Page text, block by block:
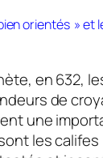
orientés » et
en 632,
de
une
les